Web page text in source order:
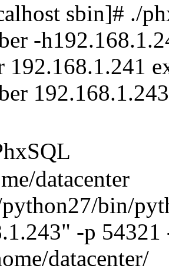
sbin]# ./
-
192.168.1.241
datacenter
bin/
-p 54321
datacenter/